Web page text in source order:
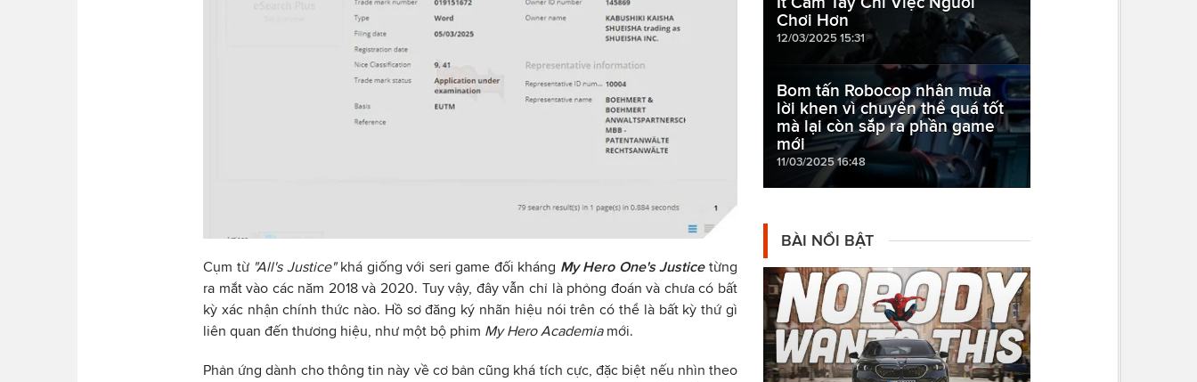
Cụm từ "All's Justice"khá giống với seri game đối kháng My Hero One's Justicetừng
ra mắt vào các năm 2018 và 2020. Tuy vậy, đây vẫn chỉ là phỏng đoán và chưa có bất
kỳ xác nhận chính thức nào. Hồ sơ đăng ký nhãn hiệu nói trên có thể là bất kỳ thứ gì
liên quan đến thương hiệu, như một bộ phim My Hero Academia mới.
Phản ứng dành cho thông tin này về cơ bản cũng khá tích cực, đặc biệt nếu nhìn theo
Chơi Hơn
12/03/2025 15:31
Bom tấn Robocop nhân mưa
lời khen vì chuyển thể quá tốt
mà lại còn sắp ra phần game
mới
11/03/2025 16:48
BÀI NỔI BẬT